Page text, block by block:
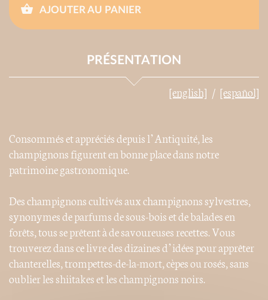
AJOUTER AU PANIER
PRÉSENTATION
[english] [español]
Consommés et appréciés depuis l’Antiquité, les
champignons figurent en bonne place dans notre
patrimoine gastronomique.
Des champignons cultivés aux champignons sylvestres,
synonymes de parfums de sous-bois et de balades en
forêts, tous se prêtent à de savoureuses recettes. Vous
trouverez dans ce livre des dizaines d’idées pour apprêter
chanterelles, trompettes-de-la-mort, cèpes ou rosés, sans
oublier les shiitakes et les champignons noirs.